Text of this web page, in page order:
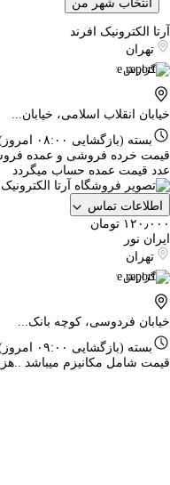
انتخاب شهر من
آرتا الکترونیک افرند
تهران
گزارش
خیابان انقلاب اسلامی، خیابان...
بسته (بازگشایی ۰۸:۰۰ امروز)
قیمت خرده فروشی و عمده
عدد قیمت عمده حساب میگردد
اطلاعات تماس
۱۲۰٫۰۰۰ تومان
ایران نور
تهران
گزارش
خیابان فردوسی، کوچه بانک...
بسته (بازگشایی ۰۹:۰۰ امروز)
قیمت شامل مکانیزم میباشد